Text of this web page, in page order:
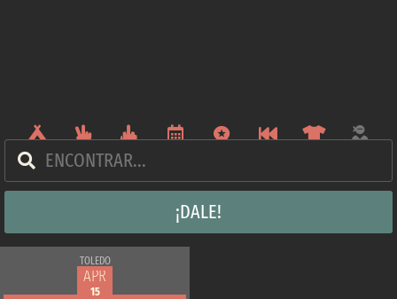
¡DALE!
TOLEDO
APR
15